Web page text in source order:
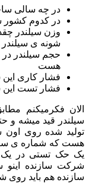
در چه سالی
در کدوم
وزن سیلندر
شونه ی
حجم سیلندر
هست
فشار کاری
فشار تست
الان فکرمیکنم
سیلندر قید میشه و
تولید شده روی اون
هست که شماره ی
یک حک تستی در
شرکت سازنده
سازنده هم باید روی